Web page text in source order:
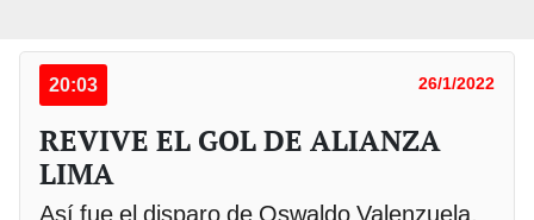
20:03 26/1/2022
REVIVE EL GOL DE ALIANZA
LIMA
Así fue el disparo de Oswaldo Valenzuela.